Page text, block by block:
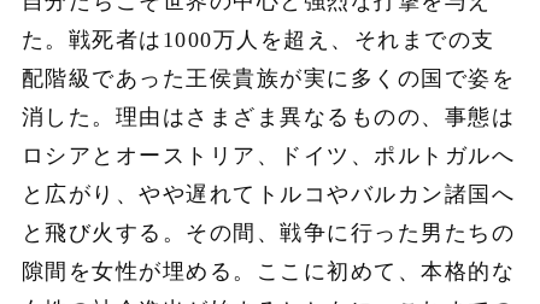
た。戦死者は1000万人を超え、それまでの支
配階級であった王侯貴族が実に多くの国で姿を
消した。理由はさまざま異なるものの、事態は
ロシアとオーストリア、ドイツ、ポルトガルへ
と広がり、やや遅れてトルコやバルカン諸国へ
と飛び火する。その間、戦争に行った男たちの
隙間を女性が埋める。ここに初めて、本格的な